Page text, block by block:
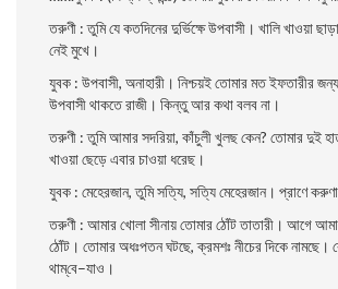
তরুণী : তুমি যে কতদিনের দুর্ভিক্ষে উপবাসী। খালি খাওয়া
নেই মুখে।
যুবক : উপবাসী, অনাহারী। নিশ্চয়ই তোমার মত ইফতারীর
উপবাসী থাকতে রাজী। কিন্তু আর কথা বলব না।
তরুণী : তুমি আমার সদরিয়া, কাঁচুলী খুলছ কেন? তোমার দুই
খাওয়া ছেড়ে এবার চাওয়া ধরেছ।
যুবক : মেহেরজান, তুমি সত্যি, সত্যি মেহেরজান। প্রাণে
তরুণী : আমার খোলা সীনায় তোমার ঠোঁট তাতারী। আগে
ঠোঁট। তোমার অধঃপতন ঘটছে, ক্রমশঃ নীচের দিকে নামছে।
থাম্‌বে–যাও।